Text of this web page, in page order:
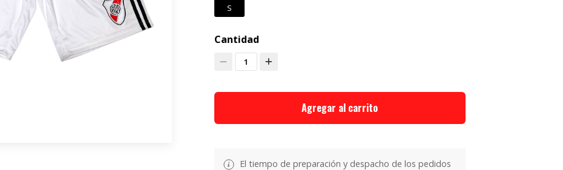
S
Cantidad
1
Agregar al carrito
El tiempo de preparación y despacho de los pedidos